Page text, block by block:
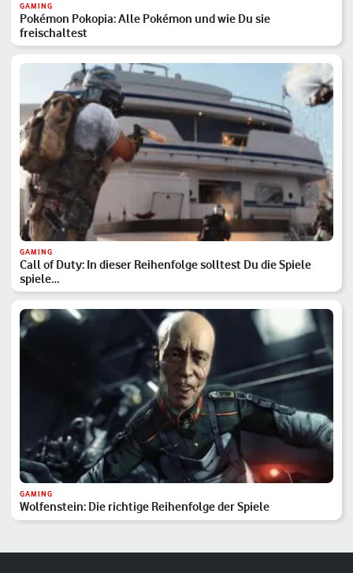
GAMING
Pokémon Pokopia: Alle Pokémon und wie Du sie
freischaltest
GAMING
Call of Duty: In dieser Reihenfolge solltest Du die Spiele
spiele…
GAMING
Wolfenstein: Die richtige Reihenfolge der Spiele